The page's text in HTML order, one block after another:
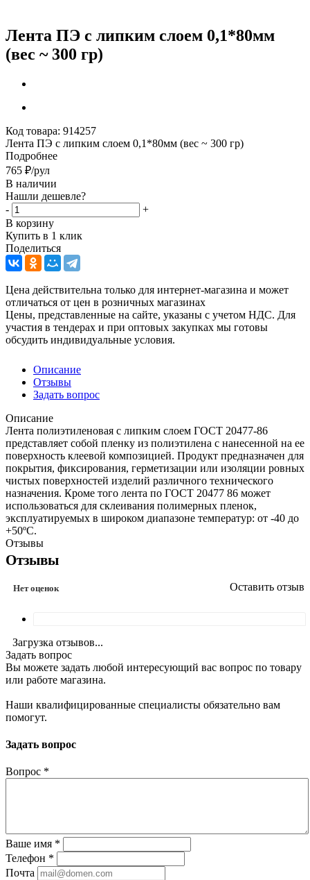
Лента ПЭ с липким слоем 0,1*80мм
(вес ~ 300 гр)
Код товара: 914257
Лента ПЭ с липким слоем 0,1*80мм (вес ~ 300 гр)
Подробнее
765 ₽/рул
В наличии
Нашли дешевле?
-
+
В корзину
Купить в 1 клик
Поделиться
Цена действительна только для интернет-магазина и может
отличаться от цен в розничных магазинах
Цены, представленные на сайте, указаны с учетом НДС. Для
участия в тендерах и при оптовых закупках мы готовы
обсудить индивидуальные условия.
Описание
Отзывы
Задать вопрос
Описание
Лента полиэтиленовая с липким слоем ГОСТ 20477-86
представляет собой пленку из полиэтилена с нанесенной на ее
поверхность клеевой композицией. Продукт предназначен для
покрытия, фиксирования, герметизации или изоляции ровных
чистых поверхностей изделий различного технического
назначения. Кроме того лента по ГОСТ 20477 86 может
использоваться для склеивания полимерных пленок,
эксплуатируемых в широком диапазоне температур: от -40 до
+50ºС.
Отзывы
Отзывы
Нет оценок Оставить отзыв
Загрузка отзывов...
Задать вопрос
Вы можете задать любой интересующий вас вопрос по товару
или работе магазина.
Наши квалифицированные специалисты обязательно вам
помогут.
Задать вопрос
Вопрос *
Ваше имя *
Телефон *
Почта